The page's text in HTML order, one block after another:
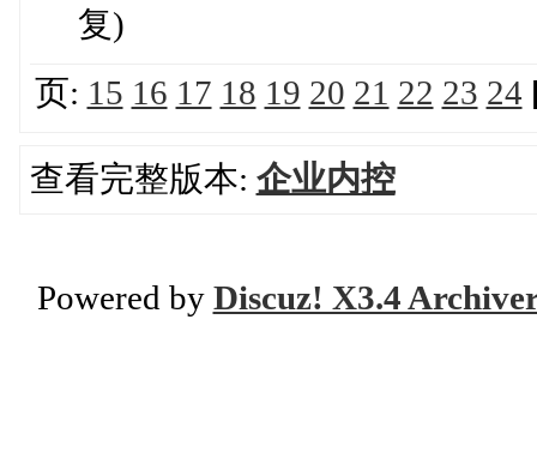
复)
页: 15 16 17 18 19 20 21 22 23 24
查看完整版本: 企业内控
Powered by Discuz! X3.4